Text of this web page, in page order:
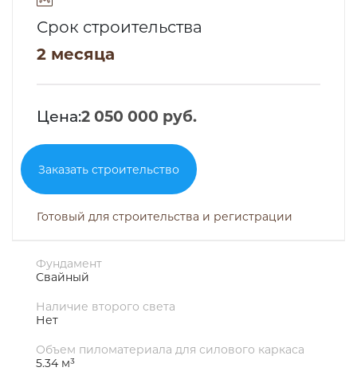
Срок строительства
2 месяца
Цена:2 050 000 руб.
Заказать строительство
Готовый для строительства и регистрации
Фундамент
Свайный
Наличие второго света
Нет
Объем пиломатериала для силового каркаса
5.34 м³